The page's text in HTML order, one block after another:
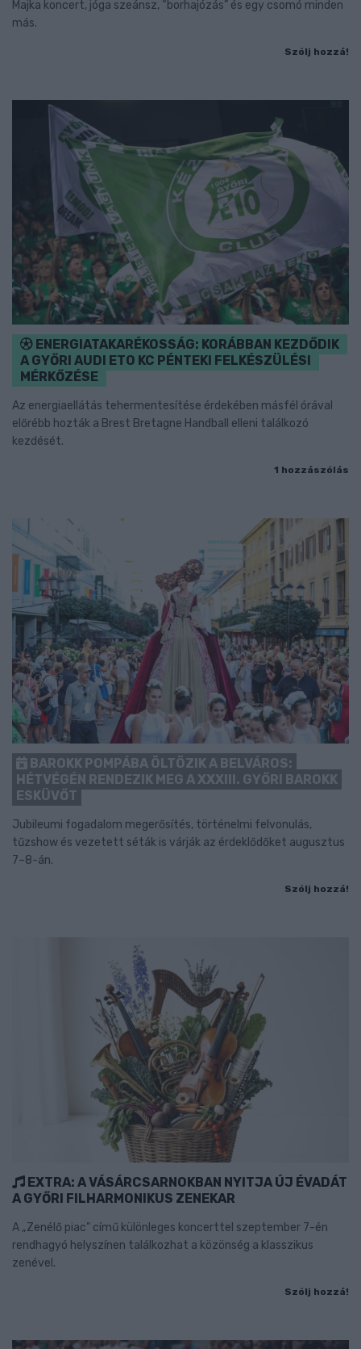
Majka koncert, jóga szeánsz, “borhajózás” és egy csomó minden
más.
Szólj hozzá!
ENERGIATAKARÉKOSSÁG: KORÁBBAN KEZDŐDIK
A GYŐRI AUDI ETO KC PÉNTEKI FELKÉSZÜLÉSI
MÉRKŐZÉSE
Az energiaellátás tehermentesítése érdekében másfél órával
előrébb hozták a Brest Bretagne Handball elleni találkozó
kezdését.
1 hozzászólás
BAROKK POMPÁBA ÖLTÖZIK A BELVÁROS:
HÉTVÉGÉN RENDEZIK MEG A XXXIII. GYŐRI BAROKK
ESKÜVŐT
Jubileumi fogadalom megerősítés, történelmi felvonulás,
tűzshow és vezetett séták is várják az érdeklődőket augusztus
7–8-án.
Szólj hozzá!
EXTRA: A VÁSÁRCSARNOKBAN NYITJA ÚJ ÉVADÁT
A GYŐRI FILHARMONIKUS ZENEKAR
A „Zenélő piac” című különleges koncerttel szeptember 7-én
rendhagyó helyszínen találkozhat a közönség a klasszikus
zenével.
Szólj hozzá!